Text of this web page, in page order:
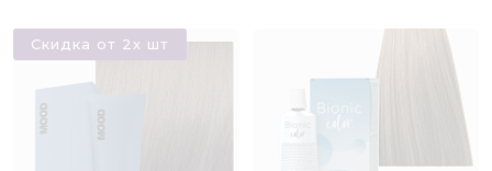
Скидка от 2х шт